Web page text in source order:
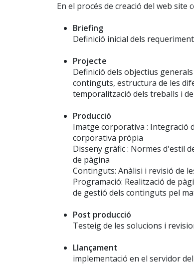
En el procés de creació del web site
Briefing
Definició inicial dels
Projecte
Definició dels objectius
continguts, estructura de les
temporalització dels treballs i
Producció
Imatge corporativa : Integració
corporativa pròpia
Disseny gràfic : Normes d'estil
de pàgina
Continguts: Anàlisi i revisió de
Programació: Realització de
de gestió dels continguts pel
Post producció
Testeig de les solucions i
Llançament
implementació en el servidor